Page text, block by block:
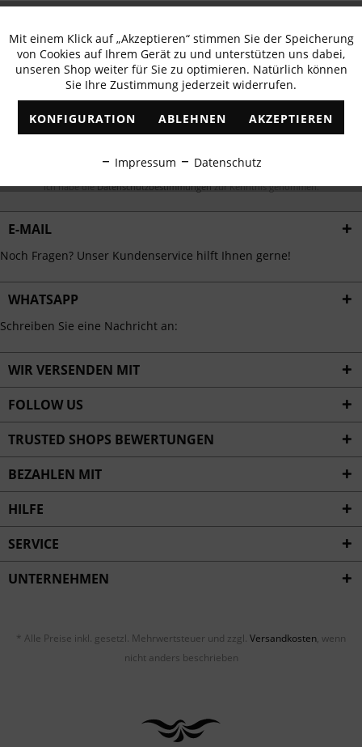
erhalten
✓ Exklusive Angebote ✓ Die aktuellsten Trends
ABONNIEREN
Ich habe dieDatenschutzbestimmungenzur Kenntnis genommen.
E-MAIL
Noch Fragen? Unser Kundenservice hilft Ihnen gerne!
WHATSAPP
Schreiben Sie eine Nachricht an:
WIR VERSENDEN MIT
FOLLOW US
TRUSTED SHOPS BEWERTUNGEN
BEZAHLEN MIT
HILFE
SERVICE
UNTERNEHMEN
* Alle Preise inkl. gesetzl. Mehrwertsteuer und zzgl. Versandkosten, wenn
nicht anders beschrieben
Funktionale Aktiv
Marketing Inaktiv
Tracking Inaktiv
Personalisierung Inaktiv
Service
Mit einem Klick auf „Akzeptieren“ stimmen Sie der Speicherung
von Cookies auf Ihrem Gerät zu und unterstützen uns dabei,
unseren Shop weiter für Sie zu optimieren. Natürlich können
Sie Ihre Zustimmung jederzeit widerrufen.
KONFIGURATION ABLEHNEN AKZEPTIEREN
Impressum Datenschutz